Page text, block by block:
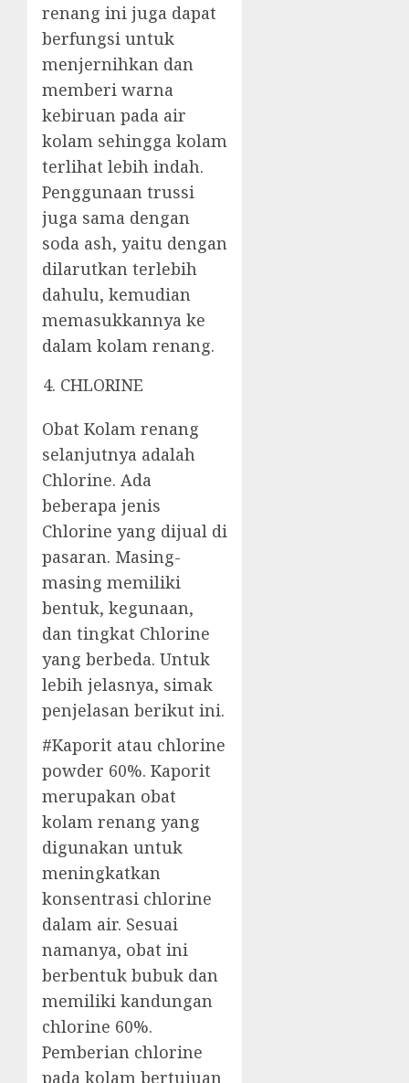
renang ini juga dapat
berfungsi untuk
menjernihkan dan
memberi warna
kebiruan pada air
kolam sehingga kolam
terlihat lebih indah.
Penggunaan trussi
juga sama dengan
soda ash, yaitu dengan
dilarutkan terlebih
dahulu, kemudian
memasukkannya ke
dalam kolam renang.
CHLORINE
Obat Kolam renang
selanjutnya adalah
Chlorine. Ada
beberapa jenis
Chlorine yang dijual di
pasaran. Masing-
masing memiliki
bentuk, kegunaan,
dan tingkat Chlorine
yang berbeda. Untuk
lebih jelasnya, simak
penjelasan berikut ini.
#Kaporit atau chlorine
powder 60%. Kaporit
merupakan obat
kolam renang yang
digunakan untuk
meningkatkan
konsentrasi chlorine
dalam air. Sesuai
namanya, obat ini
berbentuk bubuk dan
memiliki kandungan
chlorine 60%.
Pemberian chlorine
pada kolam bertujuan